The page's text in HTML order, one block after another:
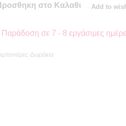
στο Καλαθι Add to
Παράδοση σε 7 - 8 εργάσιμες
Δωράκια